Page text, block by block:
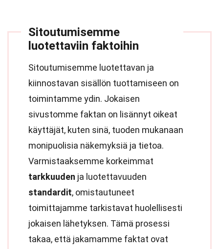
Sitoutumisemme
luotettaviin faktoihin
Sitoutumisemme luotettavan ja
kiinnostavan sisällön tuottamiseen on
toimintamme ydin. Jokaisen
sivustomme faktan on lisännyt oikeat
käyttäjät, kuten sinä, tuoden mukanaan
monipuolisia näkemyksiä ja tietoa.
Varmistaaksemme korkeimmat
tarkkuuden ja luotettavuuden
standardit, omistautuneet
toimittajamme tarkistavat huolellisesti
jokaisen lähetyksen. Tämä prosessi
takaa, että jakamamme faktat ovat